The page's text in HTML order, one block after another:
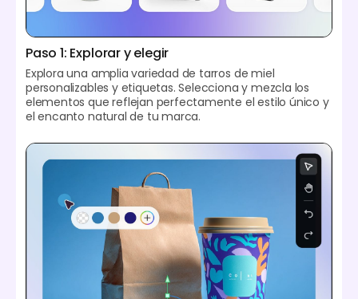
Paso 1: Explorar y elegir
Explora una amplia variedad de tarros de miel
personalizables y etiquetas. Selecciona y mezcla los
elementos que reflejan perfectamente el estilo único y
el encanto natural de tu marca.